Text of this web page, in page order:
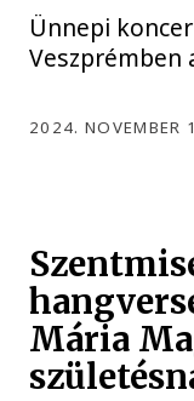
Ünnepi
Veszprémben
2024. NOVEMBER
Mária